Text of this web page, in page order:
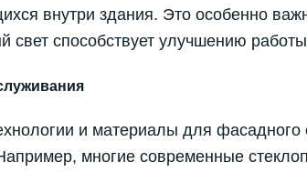
внутри здания. Это особенно
свет способствует улучшению
и материалы для фасадного
многие современные